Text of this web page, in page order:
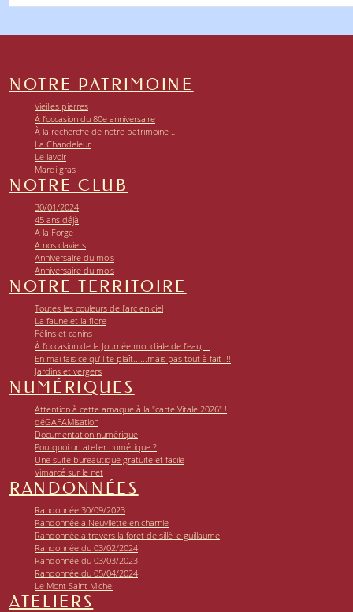
NOTRE PATRIMOINE
Vieilles pierres
À l’occasion du 80e anniversaire
À la recherche de notre patrimoine …
La Chandeleur
Le lavoir
Mardi gras
NOTRE CLUB
30/01/2024
45 ans déjà
A la Forge
A nos claviers
Anniversaire du mois
Anniversaire du mois
NOTRE TERRITOIRE
Toutes les couleurs de l’arc en ciel
La faune et la flore
Félins et canins
À l’occasion de la Journée mondiale de l’eau,...
En mai fais ce qu’il te plaît......mais pas tout à fait !!!
Jardins et vergers
NUMÉRIQUES
Attention à cette arnaque à la "carte Vitale 2026" !
déGAFAMisation
Documentation numérique
Pourquoi un atelier numérique ?
Une suite bureautique gratuite et facile
Vimarcé sur le net
RANDONNÉES
Randonnée 30/09/2023
Randonnée a Neuvilette en charnie
Randonnée a travers la foret de sillé le guillaume
Randonnée du 03/02/2024
Randonnée du 03/03/2023
Randonnée du 05/04/2024
Le Mont Saint Michel
ATELIERS